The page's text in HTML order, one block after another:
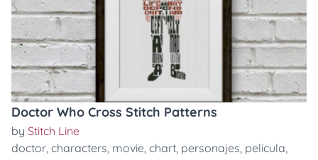
Doctor Who Cross Stitch Patterns
by Stitch Line
doctor, characters, movie, chart, personajes, pelicula,